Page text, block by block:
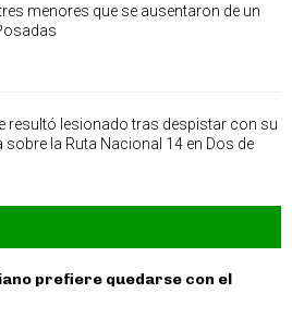
menores que se ausentaron de un
resultó lesionado tras despistar con su
sobre la Ruta Nacional 14 en Dos de
prefiere quedarse con el